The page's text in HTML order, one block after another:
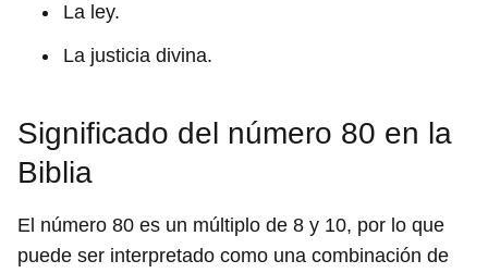
La ley.
La justicia divina.
Significado del número 80 en la
Biblia
El número 80 es un múltiplo de 8 y 10, por lo que
puede ser interpretado como una combinación de